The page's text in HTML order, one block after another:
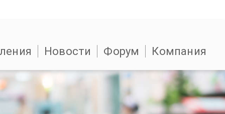
Новости Форум Компания